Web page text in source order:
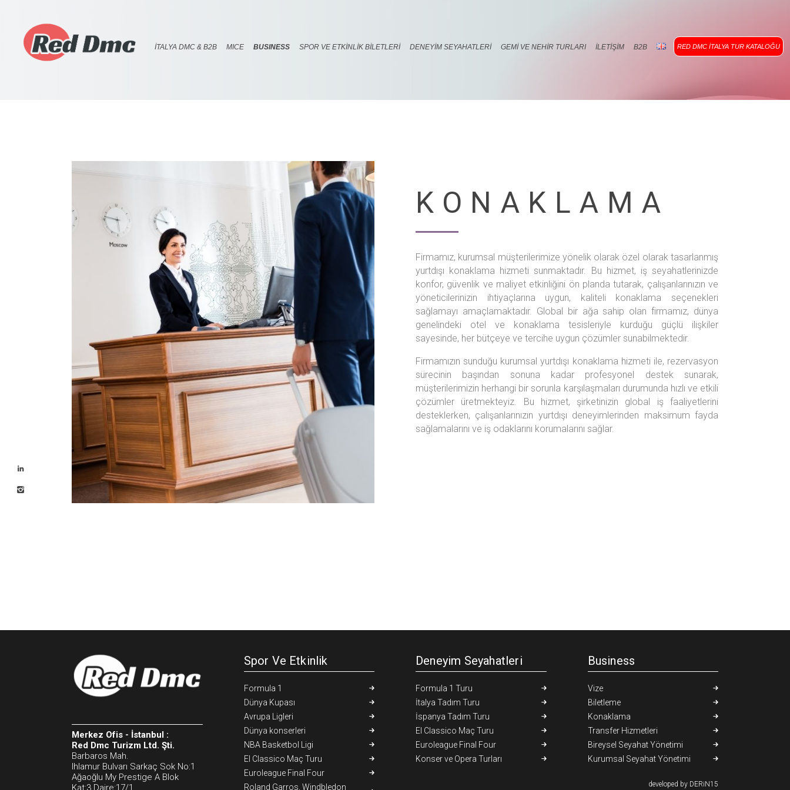
İTALYA DMC & B2B MICE BUSINESS SPOR VE ETKINLIK BILETLERI DENEYIM SEYAHATLERI GEMI VE NEHIR TURLARI İLETIŞIM B2B RED DMC İTALYA TUR KATALOĞU
KONAKLAMA
Firmamız, kurumsal müşterilerimize yönelik olarak özel olarak tasarlanmış
yurtdışı konaklama hizmeti sunmaktadır. Bu hizmet, iş seyahatlerinizde
konfor, güvenlik ve maliyet etkinliğini ön planda tutarak, çalışanlarınızın ve
yöneticilerinizin ihtiyaçlarına uygun, kaliteli konaklama seçenekleri
sağlamayı amaçlamaktadır. Global bir ağa sahip olan firmamız, dünya
genelindeki otel ve konaklama tesisleriyle kurduğu güçlü ilişkiler
sayesinde, her bütçeye ve tercihe uygun çözümler sunabilmektedir.
Firmamızın sunduğu kurumsal yurtdışı konaklama hizmeti ile, rezervasyon
sürecinin başından sonuna kadar profesyonel destek sunarak,
müşterilerimizin herhangi bir sorunla karşılaşmaları durumunda hızlı ve etkili
çözümler üretmekteyiz. Bu hizmet, şirketinizin global iş faaliyetlerini
desteklerken, çalışanlarınızın yurtdışı deneyimlerinden maksimum fayda
sağlamalarını ve iş odaklarını korumalarını sağlar.
Merkez Ofis - İstanbul :
Red Dmc Turizm Ltd. Şti.
Barbaros Mah.
Ihlamur Bulvarı Sarkaç Sok No:1
Ağaoğlu My Prestige A Blok
Kat:3 Daire:17/1
Spor Ve Etkinlik
Formula 1
Dünya Kupası
Avrupa Ligleri
Dünya konserleri
NBA Basketbol Ligi
El Classico Maç Turu
Euroleague Final Four
Roland Garros, Windbledon
Deneyim Seyahatleri
Formula 1 Turu
İtalya Tadım Turu
İspanya Tadım Turu
El Classico Maç Turu
Euroleague Final Four
Konser ve Opera Turları
Business
Vize
Biletleme
Konaklama
Transfer Hizmetleri
Bireysel Seyahat Yönetimi
Kurumsal Seyahat Yönetimi
developed by DERiN15